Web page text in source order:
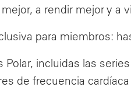
a rendir mejor y a
para miembros:
Polar, incluidas las
de frecuencia cardíaca